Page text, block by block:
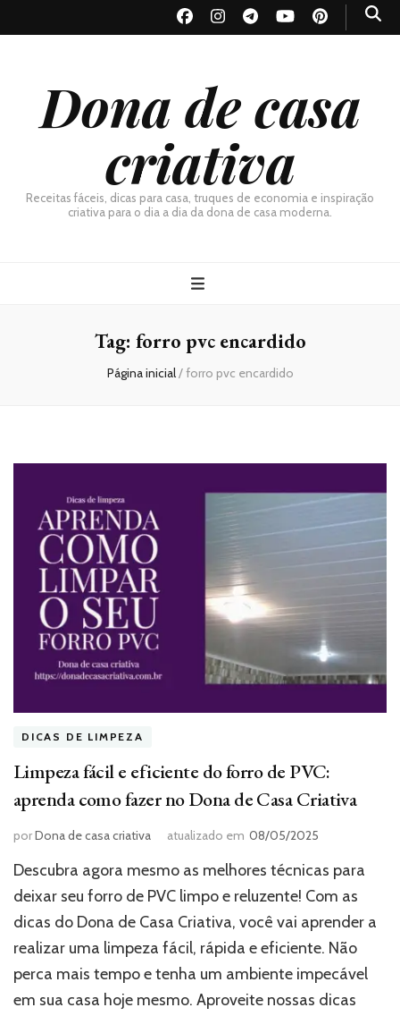
Dona de casa
criativa
Receitas fáceis, dicas para casa, truques de economia e inspiração
criativa para o dia a dia da dona de casa moderna.
Tag: forro pvc encardido
Página inicial/forro pvc encardido
DICAS DE LIMPEZA
Limpeza fácil e eficiente do forro de PVC:
aprenda como fazer no Dona de Casa Criativa
porDona de casa criativa atualizado em 08/05/2025
Descubra agora mesmo as melhores técnicas para
deixar seu forro de PVC limpo e reluzente! Com as
dicas do Dona de Casa Criativa, você vai aprender a
realizar uma limpeza fácil, rápida e eficiente. Não
perca mais tempo e tenha um ambiente impecável
em sua casa hoje mesmo. Aproveite nossas dicas